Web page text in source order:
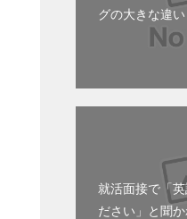
グの大きな違い
就活面接で「
ださい」と聞